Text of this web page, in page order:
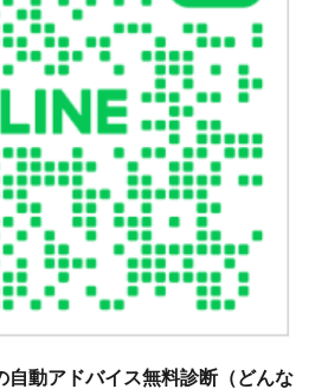
自動アドバイス無料診断（どんな